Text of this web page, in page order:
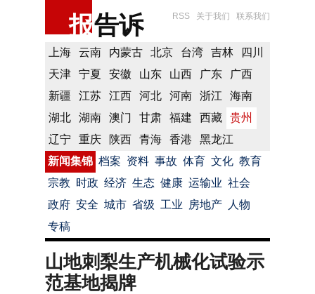
报告诉 RSS 关于我们 联系我们
上海 云南 内蒙古 北京 台湾 吉林
四川
天津
宁夏 安徽 山东 山西 广东
广西
新疆
江苏 江西 河北 河南 浙江
海南
湖北
湖南 澳门 甘肃 福建 西藏
贵州
辽宁
重庆 陕西 青海 香港
黑龙江
新闻集锦 档案 资料 事故 体育 文化 教育
宗教 时政 经济 生态 健康 运输业 社会
政府 安全 城市 省级 工业 房地产
人物
专稿
山地刺梨生产机械化试验示
范基地揭牌